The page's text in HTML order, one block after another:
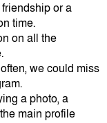
or a
time.
on all the
we could miss
a photo, a
main profile